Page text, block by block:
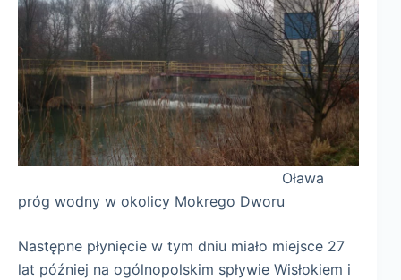
Oława
próg wodny w okolicy Mokrego Dworu
Następne płynięcie w tym dniu miało miejsce 27
lat później na ogólnopolskim spływie Wisłokiem i